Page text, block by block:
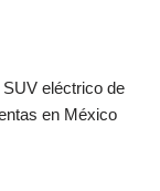
eléctrico de
en México